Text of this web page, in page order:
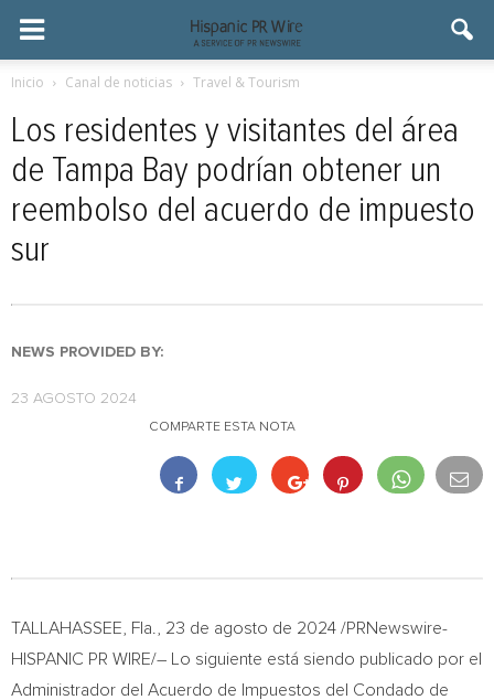
Inicio Canal de noticias Travel & Tourism
Los residentes y visitantes del área
de Tampa Bay podrían obtener un
reembolso del acuerdo de impuesto
sur
NEWS PROVIDED BY:
23 AGOSTO 2024
COMPARTE ESTA NOTA
TALLAHASSEE, Fla. 23 de agosto de 2024 /PRNewswire-
HISPANIC PR WIRE/– Lo siguiente está siendo publicado por el
Administrador del Acuerdo de Impuestos del Condado de